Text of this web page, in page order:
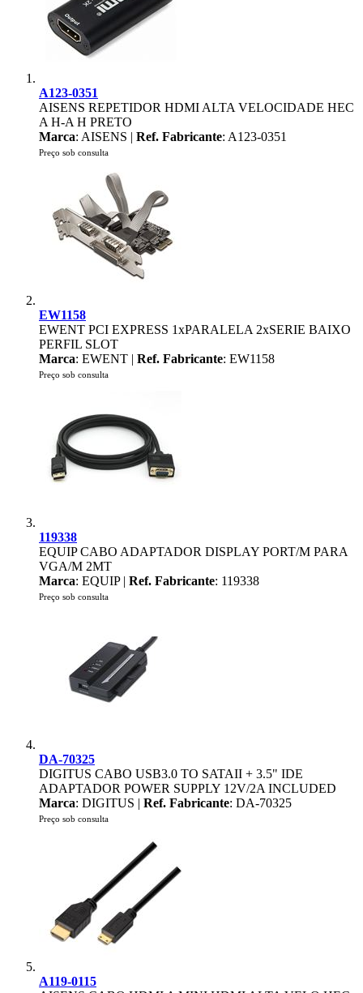
A123-0351
AISENS REPETIDOR HDMI ALTA VELOCIDADE HEC
A H-A H PRETO
Marca: AISENS | Ref. Fabricante: A123-0351
Preço sob consulta
EW1158
EWENT PCI EXPRESS 1xPARALELA 2xSERIE BAIXO
PERFIL SLOT
Marca: EWENT | Ref. Fabricante: EW1158
Preço sob consulta
119338
EQUIP CABO ADAPTADOR DISPLAY PORT/M PARA
VGA/M 2MT
Marca: EQUIP | Ref. Fabricante: 119338
Preço sob consulta
DA-70325
DIGITUS CABO USB3.0 TO SATAII + 3.5" IDE
ADAPTADOR POWER SUPPLY 12V/2A INCLUDED
Marca: DIGITUS | Ref. Fabricante: DA-70325
Preço sob consulta
A119-0115